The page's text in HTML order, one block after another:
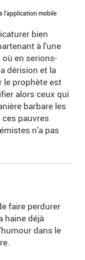
l'application mobile
bien
à l'une
en serions-
dérision et la
le prophète est
alors ceux qui
barbare les
pauvres
n'a pas
faire perdurer
haine déjà
dans le